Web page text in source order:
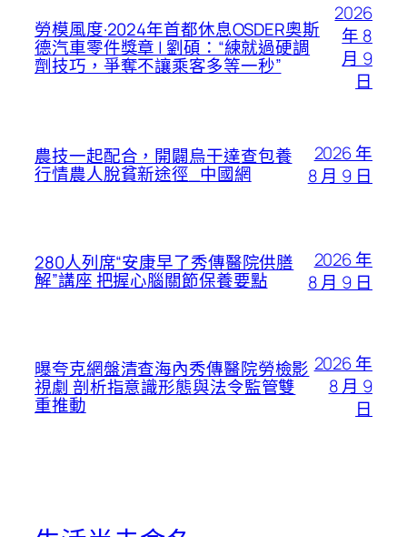
勞模風度·2024年首都休息OSDER奧斯
德汽車零件獎章 | 劉碩：“練就過硬調
劑技巧，爭奪不讓乘客多等一秒”
2026
年 8
月 9
日
農技一起配合，開闢烏干達查包養
行情農人脫貧新途徑_中國網
2026 年
8 月 9 日
280人列席“安康早了秀傳醫院供膳
解”講座 把握心腦關節保養要點
2026 年
8 月 9 日
曝夸克網盤清查海內秀傳醫院勞檢影
視劇 剖析指意識形態與法令監管雙
重推動
2026 年
8 月 9
日